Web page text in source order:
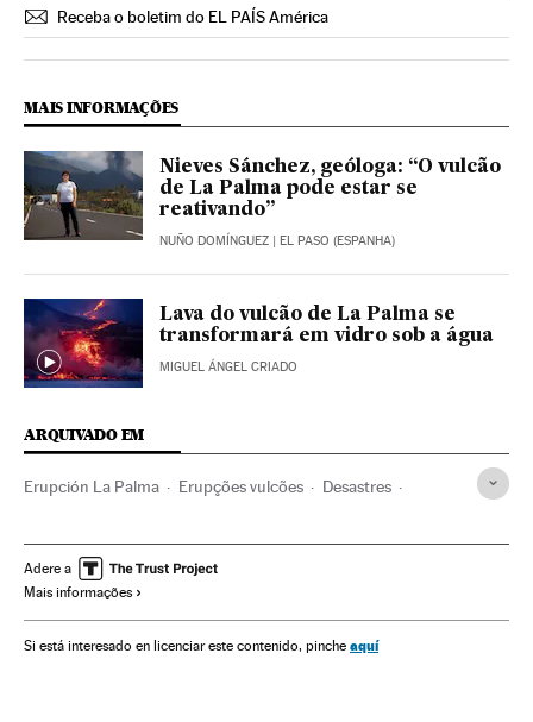
Receba o boletim do EL PAÍS América
MAIS INFORMAÇÕES
Nieves Sánchez, geóloga: “O vulcão
de La Palma pode estar se
reativando”
NUÑO DOMÍNGUEZ | EL PASO (ESPANHA)
Lava do vulcão de La Palma se
transformará em vidro sob a água
MIGUEL ÁNGEL CRIADO
ARQUIVADO EM
Erupción La Palma Erupções vulcões Desastres
Ciência Sociedade Pedro Sánchez
Adere a
Mais informações
Si está interesado en licenciar este contenido, pinche aquí